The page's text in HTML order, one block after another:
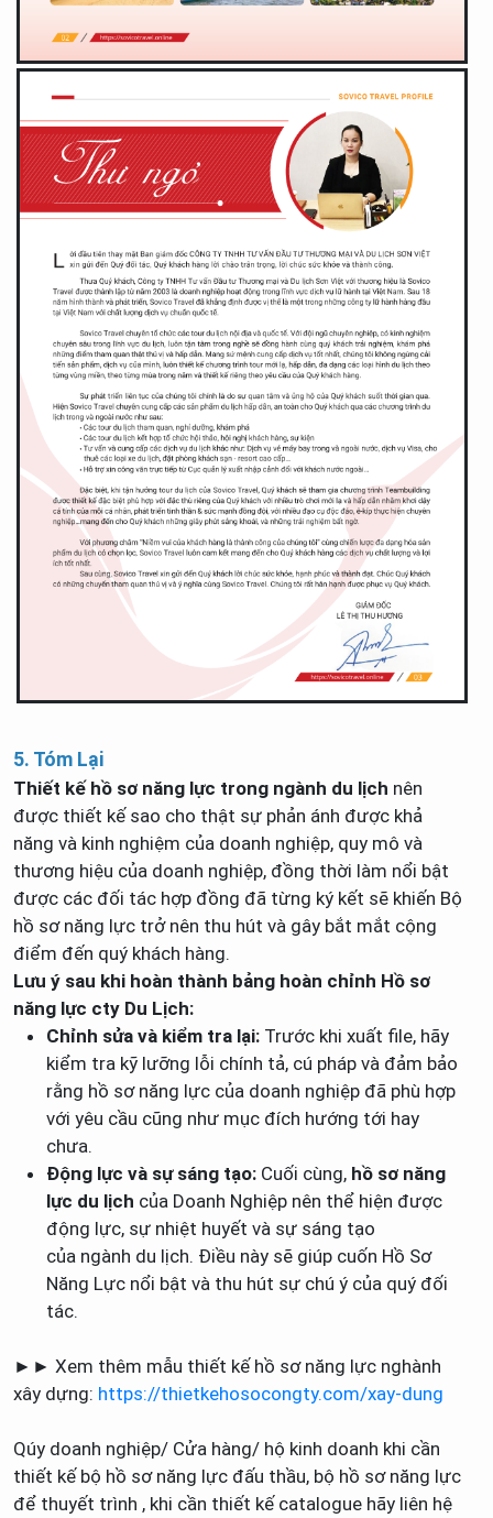
5. Tóm Lại
Thiết kế hồ sơ năng lực trong ngành du lịch nên
được thiết kế sao cho thật sự phản ánh được khả
năng và kinh nghiệm của doanh nghiệp, quy mô và
thương hiệu của doanh nghiệp, đồng thời làm nổi bật
được các đối tác hợp đồng đã từng ký kết sẽ khiến Bộ
hồ sơ năng lực trở nên thu hút và gây bắt mắt cộng
điểm đến quý khách hàng.
Lưu ý sau khi hoàn thành bảng hoàn chỉnh Hồ sơ
năng lực cty Du Lịch:
Chỉnh sửa và kiểm tra lại: Trước khi xuất file, hãy
kiểm tra kỹ lưỡng lỗi chính tả, cú pháp và đảm bảo
rằng hồ sơ năng lực của doanh nghiệp đã phù hợp
với yêu cầu cũng như mục đích hướng tới hay
chưa.
Động lực và sự sáng tạo: Cuối cùng, hồ sơ năng
lực du lịch của Doanh Nghiệp nên thể hiện được
động lực, sự nhiệt huyết và sự sáng tạo
của ngành du lịch. Điều này sẽ giúp cuốn Hồ Sơ
Năng Lực nổi bật và thu hút sự chú ý của quý đối
tác.
►► Xem thêm mẫu thiết kế hồ sơ năng lực nghành
xây dựng: https://thietkehosocongty.com/xay-dung
Qúy doanh nghiệp/ Cửa hàng/ hộ kinh doanh khi cần
thiết kế bộ hồ sơ năng lực đấu thầu, bộ hồ sơ năng lực
để thuyết trình , khi cần thiết kế catalogue hãy liên hệ